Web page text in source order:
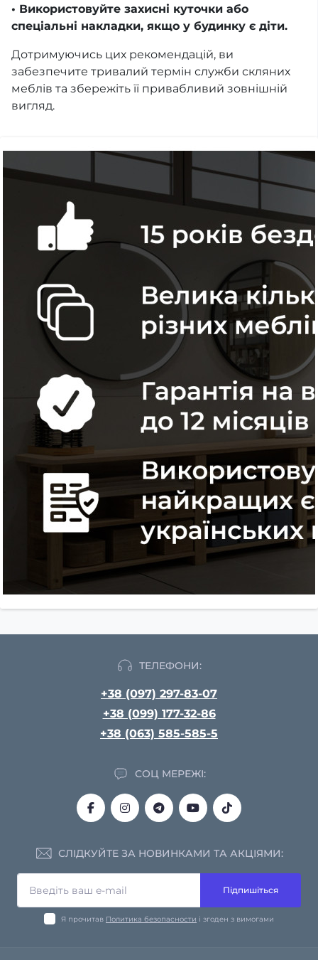
• Використовуйте захисні куточки або
спеціальні накладки, якщо у будинку є діти.
Дотримуючись цих рекомендацій, ви
забезпечите тривалий термін служби скляних
меблів та збережіть її привабливий зовнішній
вигляд.
ТЕЛЕФОНИ:
+38 (097) 297-83-07
+38 (099) 177-32-86
+38 (063) 585-585-5
СОЦ МЕРЕЖІ:
СЛІДКУЙТЕ ЗА НОВИНКАМИ ТА АКЦІЯМИ:
Підпишіться
Я прочитав Политика безопасности і згоден з вимогами